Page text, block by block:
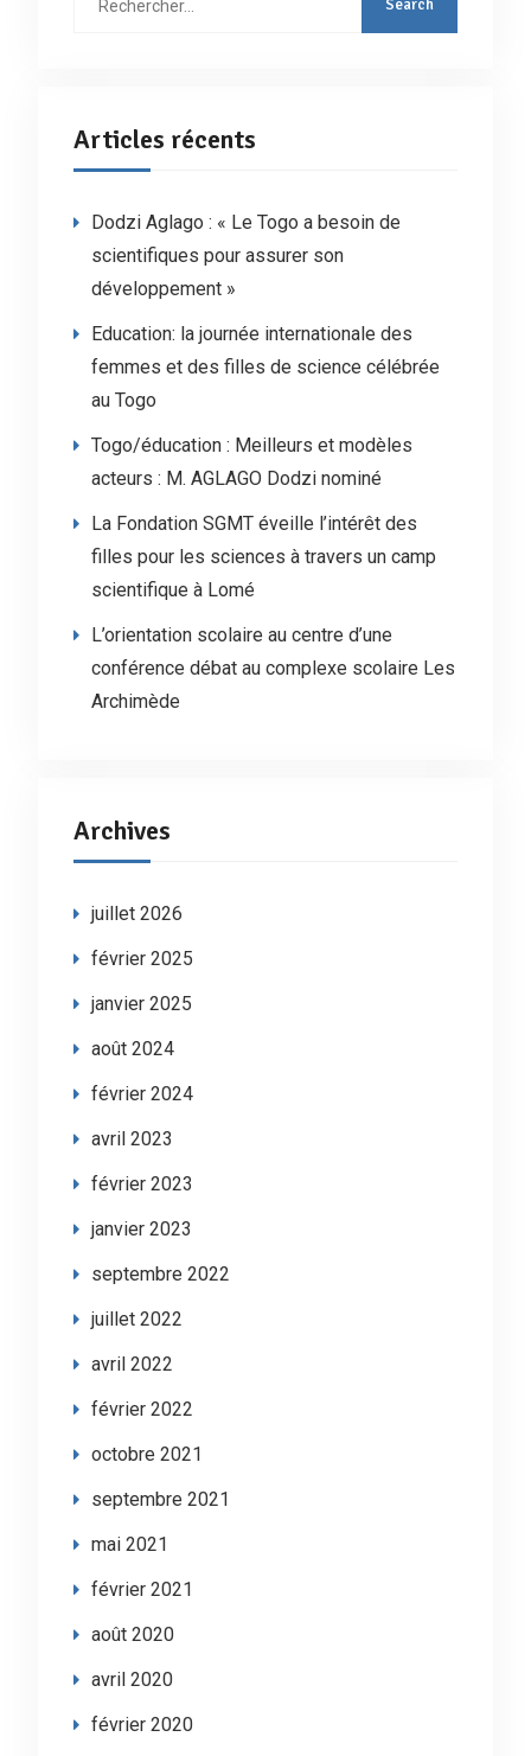
Articles récents
Dodzi Aglago : « Le Togo a besoin de
scientifiques pour assurer son
développement »
Education: la journée internationale des
femmes et des filles de science célébrée
au Togo
Togo/éducation : Meilleurs et modèles
acteurs : M. AGLAGO Dodzi nominé
La Fondation SGMT éveille l’intérêt des
filles pour les sciences à travers un camp
scientifique à Lomé
L’orientation scolaire au centre d’une
conférence débat au complexe scolaire Les
Archimède
Archives
juillet 2026
février 2025
janvier 2025
août 2024
février 2024
avril 2023
février 2023
janvier 2023
septembre 2022
juillet 2022
avril 2022
février 2022
octobre 2021
septembre 2021
mai 2021
février 2021
août 2020
avril 2020
février 2020